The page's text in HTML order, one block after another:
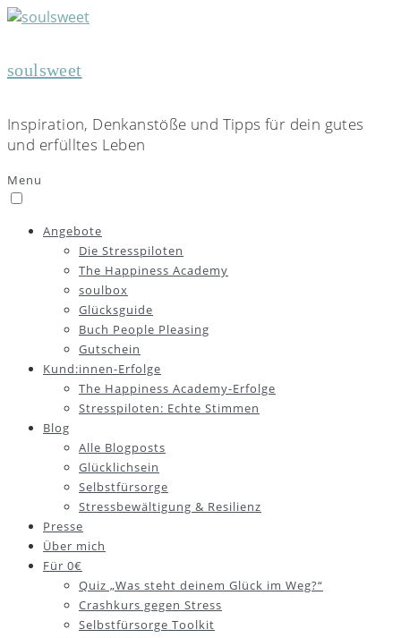
soulsweet
Inspiration, Denkanstöße und Tipps für dein gutes
und erfülltes Leben
Menu
Angebote
Die Stresspiloten
The Happiness Academy
soulbox
Glücksguide
Buch People Pleasing
Gutschein
Kund:innen-Erfolge
The Happiness Academy-Erfolge
Stresspiloten: Echte Stimmen
Blog
Alle Blogposts
Glücklichsein
Selbstfürsorge
Stressbewältigung & Resilienz
Presse
Über mich
Für 0€
Quiz „Was steht deinem Glück im Weg?“
Crashkurs gegen Stress
Selbstfürsorge Toolkit